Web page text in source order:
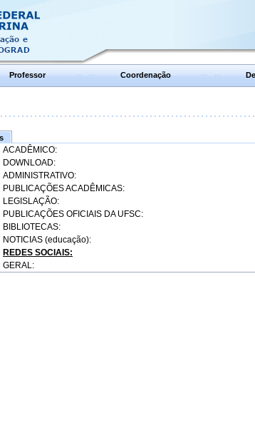
Professor Coordenação
ACADÊMICO:
DOWNLOAD:
ADMINISTRATIVO:
PUBLICAÇÕES ACADÊMICAS:
LEGISLAÇÃO:
PUBLICAÇÕES OFICIAIS DA UFSC:
BIBLIOTECAS:
NOTICIAS (educação):
REDES SOCIAIS:
GERAL: